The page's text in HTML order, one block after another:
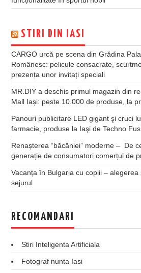
STIRI DIN IASI
CARGO urcă pe scena din Grădina
Românesc: pelicule consacrate,
prezența unor invitați speciali
MR.DIY a deschis primul magazin din
Mall Iași: peste 10.000 de produse, la
Panouri publicitare LED gigant şi cruci
farmacie, produse la Iaşi de Techno
Renașterea “băcăniei” moderne – De
generație de consumatori comerțul de
Vacanța în Bulgaria cu copiii –
sejurul
RECOMANDARI
Stiri Inteligenta Artificiala
Fotograf nunta Iasi